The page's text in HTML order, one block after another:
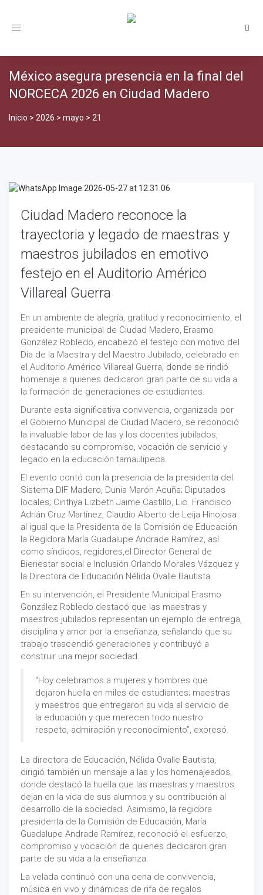
Toggle
México asegura presencia en la final del
NORCECA 2026 en Ciudad Madero
Inicio > 2026 > mayo > 21
Ciudad Madero reconoce la
trayectoria y legado de maestras y
maestros jubilados en emotivo
festejo en el Auditorio Américo
Villareal Guerra
En un ambiente de alegría, gratitud y reconocimiento, el
presidente municipal de Ciudad Madero, Erasmo
González Robledo, encabezó el festejo con motivo del
Día de la Maestra y del Maestro Jubilado, celebrado en
el Auditorio Américo Villareal Guerra, donde se rindió
homenaje a quienes dedicaron gran parte de su vida a
la formación de generaciones de estudiantes.
Durante esta significativa convivencia, organizada por
el Gobierno Municipal de Ciudad Madero, se reconoció
la invaluable labor de las y los docentes jubilados,
destacando su compromiso, vocación de servicio y
legado en la educación tamaulipeca.
El evento contó con la presencia de la presidenta del
Sistema DIF Madero, Dunia Marón Acuña; Diputados
locales; Cinthya Lizbeth Jaime Castillo, Lic. Francisco
Adrián Cruz Martínez, Claudio Alberto de Leija Hinojosa
al igual que la Presidenta de la Comisión de Educación
la Regidora María Guadalupe Andrade Ramírez, así
como síndicos, regidores,el Director General de
Bienestar social e Inclusión Orlando Morales Vázquez y
la Directora de Educación Nélida Ovalle Bautista.
En su intervención, el Presidente Municipal Erasmo
González Robledo destacó que las maestras y
maestros jubilados representan un ejemplo de entrega,
disciplina y amor por la enseñanza, señalando que su
trabajo trascendió generaciones y contribuyó a
construir una mejor sociedad.
“Hoy celebramos a mujeres y hombres que
dejaron huella en miles de estudiantes; maestras
y maestros que entregaron su vida al servicio de
la educación y que merecen todo nuestro
respeto, admiración y reconocimiento”, expresó.
La directora de Educación, Nélida Ovalle Bautista,
dirigió también un mensaje a las y los homenajeados,
donde destacó la huella que las maestras y maestros
dejan en la vida de sus alumnos y su contribución al
desarrollo de la sociedad. Asimismo, la regidora
presidenta de la Comisión de Educación, María
Guadalupe Andrade Ramírez, reconoció el esfuerzo,
compromiso y vocación de quienes dedicaron gran
parte de su vida a la enseñanza.
La velada continuó con una cena de convivencia,
música en vivo y dinámicas de rifa de regalos